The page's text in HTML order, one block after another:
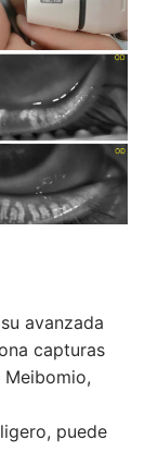
avanzada
capturas
puede